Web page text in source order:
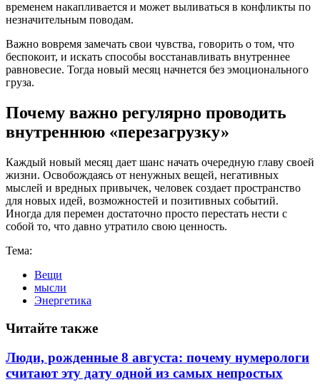
временем накапливается и может выливаться в конфликты по
незначительным поводам.
Важно вовремя замечать свои чувства, говорить о том, что
беспокоит, и искать способы восстанавливать внутреннее
равновесие. Тогда новый месяц начнется без эмоционального
груза.
Почему важно регулярно проводить
внутреннюю «перезагрузку»
Каждый новый месяц дает шанс начать очередную главу своей
жизни. Освобождаясь от ненужных вещей, негативных
мыслей и вредных привычек, человек создает пространство
для новых идей, возможностей и позитивных событий.
Иногда для перемен достаточно просто перестать нести с
собой то, что давно утратило свою ценность.
Тема:
Вещи
мысли
Энергетика
Читайте также
Люди, рожденные 8 августа: почему нумерологи
считают эту дату одной из самых непростых